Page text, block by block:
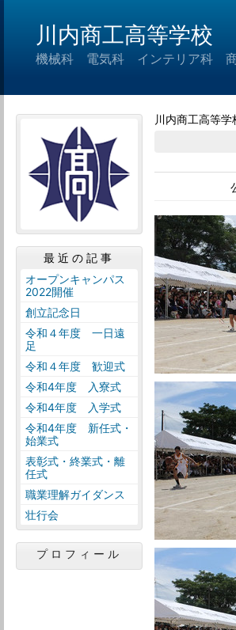
川内商工高等学
機械科 電気科 インテリア科 商
川内商工高等
最近の記事
オープンキャンパス
2022開催
創立記念日
令和４年度 一日遠
足
令和４年度 歓迎式
令和4年度 入寮式
令和4年度 入学式
令和4年度 新任式・
始業式
表彰式・終業式・離
任式
職業理解ガイダンス
壮行会
プロフィール